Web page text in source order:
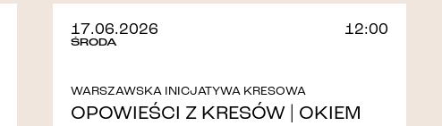
17.06.2026
ŚRODA
12:00
WARSZAWSKA INICJATYWA KRESOWA
OPOWIEŚCI Z KRESÓW | OKIEM